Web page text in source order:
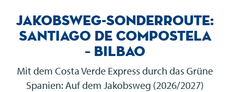
Jakobsweg-Sonderroute:
Santiago de Compostela
– Bilbao
Mit dem Costa Verde Express durch das Grüne
Spanien: Auf dem Jakobsweg (2026/2027)